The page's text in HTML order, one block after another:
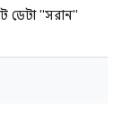
ডেটা "সরান"